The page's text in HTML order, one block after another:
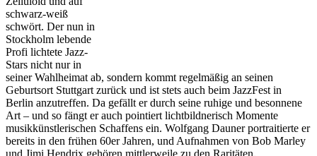
schwarz-weiß
schwört. Der nun in
Stockholm lebende
Profi lichtete Jazz-
Stars nicht nur in
seiner Wahlheimat ab, sondern kommt regelmäßig an seinen
Geburtsort Stuttgart zurück und ist stets auch beim JazzFest in
Berlin anzutreffen. Da gefällt er durch seine ruhige und besonnene
Art – und so fängt er auch pointiert lichtbildnerisch Momente
musikkünstlerischen Schaffens ein. Wolfgang Dauner portraitierte er
bereits in den frühen 60er Jahren, und Aufnahmen von Bob Marley
und Jimi Hendrix gehören mittlerweile zu den Raritäten.